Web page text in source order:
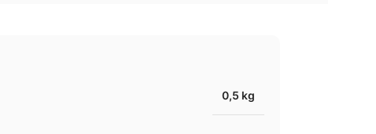
0,5 kg